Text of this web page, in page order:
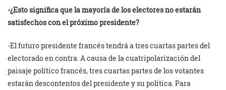
-¿Esto significa que la mayoría de los electores no estarán
satisfechos con el próximo presidente?
-El futuro presidente francés tendrá a tres cuartas partes del
electorado en contra. A causa de la cuatripolarización del
paisaje político francés, tres cuartas partes de los votantes
estarán descontentos del presidente y su política. Para